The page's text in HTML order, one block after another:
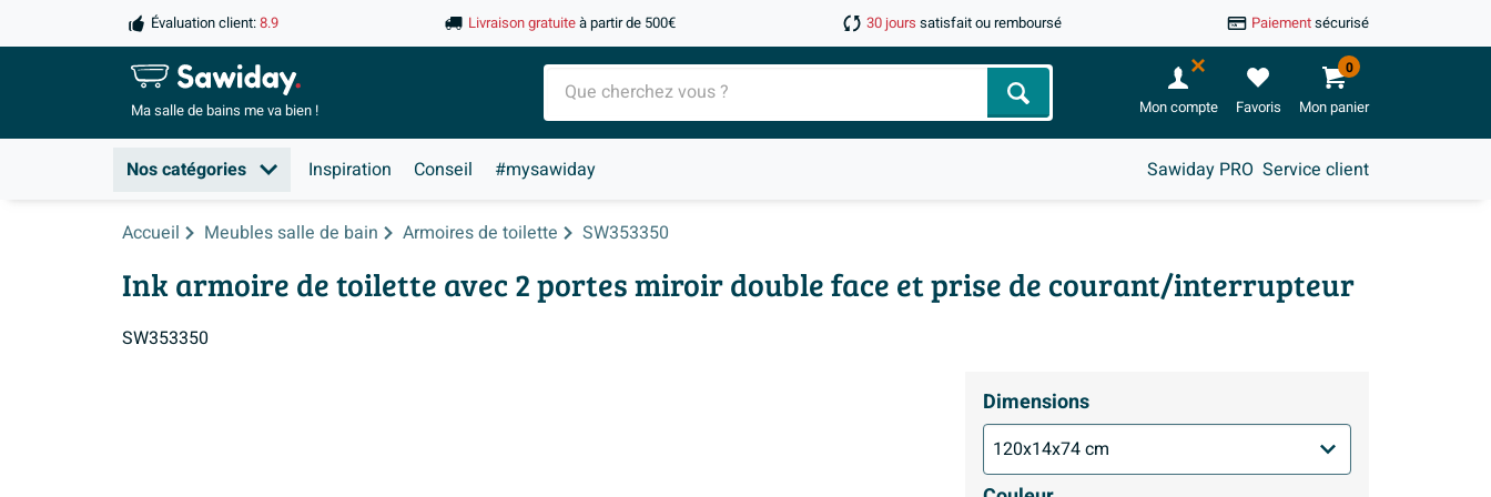
Évaluation client:8.9 Livraison gratuiteà partir de 500€ 30 jours satisfait ou remboursé Paiementsécurisé
Ma salle debains me va bien ! Chercher Mon compte Favoris Mon panier
0
Nos catégories Inspiration Conseil #mysawiday Sawiday PRO Service client
Accueil Meubles salle de bain Armoires de toilette SW353350
Ink armoire de toilette avec 2 portes miroir double face et prise de courant/interrupteur
SW353350
Dimensions